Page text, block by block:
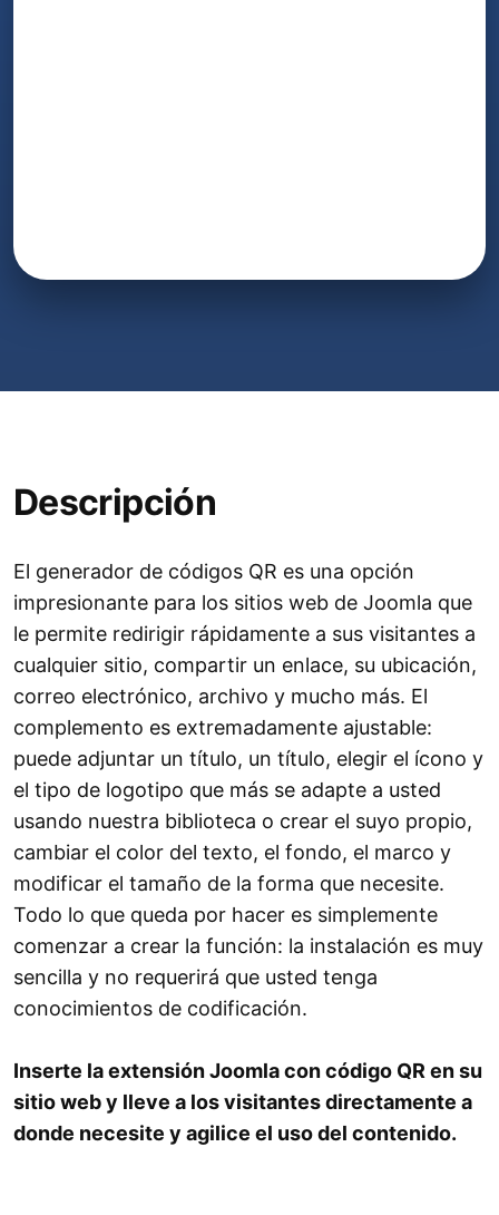
Descripción
El generador de códigos QR es una opción
impresionante para los sitios web de Joomla que
le permite redirigir rápidamente a sus visitantes a
cualquier sitio, compartir un enlace, su ubicación,
correo electrónico, archivo y mucho más. El
complemento es extremadamente ajustable:
puede adjuntar un título, un título, elegir el ícono y
el tipo de logotipo que más se adapte a usted
usando nuestra biblioteca o crear el suyo propio,
cambiar el color del texto, el fondo, el marco y
modificar el tamaño de la forma que necesite.
Todo lo que queda por hacer es simplemente
comenzar a crear la función: la instalación es muy
sencilla y no requerirá que usted tenga
conocimientos de codificación.
Inserte la extensión Joomla con código QR en su
sitio web y lleve a los visitantes directamente a
donde necesite y agilice el uso del contenido.